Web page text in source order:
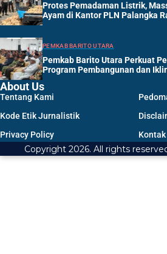
Protes Pemadaman Listrik,
Ayam di Kantor PLN Palangka
PEMKAB BARITO UTARA
Pemkab Barito Utara Perkuat
Program Pembangunan dan
About Us
Tentang Kami
Kode Etik Jurnalistik
Privacy Policy
Kontak
Copyright 2026. All rights